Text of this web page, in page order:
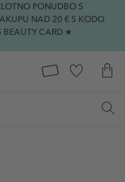
PONUDBO S
NAD 20 € S KODO
BEAUTY CARD ★